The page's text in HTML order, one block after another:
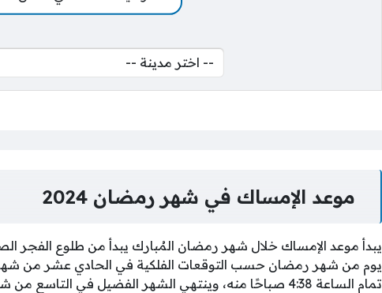
موعد الإمساك في شهر رمضان 2024
يبدأ موعد الإمساك خلال شهر رمضان المُبارك يبدأ من طلوع
يوم من شهر رمضان حسب التوقعات الفلكية في الحادي عشر من
تمام الساعة 4:38 صباحًا منه، وينتهي الشهر الفضيل في